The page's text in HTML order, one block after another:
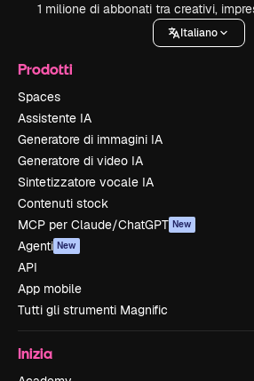
1 milione di abbonati tra creativi,
Italiano
Prodotti
Spaces
Assistente IA
Generatore di immagini IA
Generatore di video IA
Sintetizzatore vocale IA
Contenuti stock
MCP per Claude/ChatGPT New
Agenti New
API
App mobile
Tutti gli strumenti Magnific
Inizia